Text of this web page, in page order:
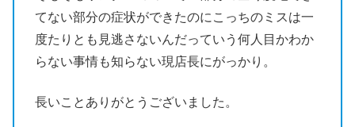
てない部分の症状ができたのにこっちのミスは一
度たりとも見逃さないんだっていう何人目かわか
らない事情も知らない現店長にがっかり。
長いことありがとうございました。